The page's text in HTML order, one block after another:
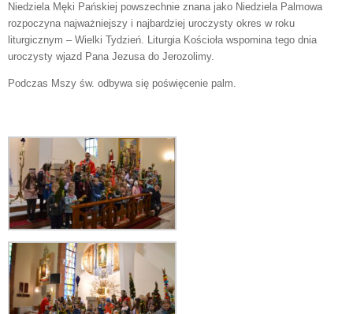
Niedziela Męki Pańskiej powszechnie znana jako Niedziela Palmowa
rozpoczyna najważniejszy i najbardziej uroczysty okres w roku
liturgicznym – Wielki Tydzień. Liturgia Kościoła wspomina tego dnia
uroczysty wjazd Pana Jezusa do Jerozolimy.
Podczas Mszy św. odbywa się poświęcenie palm.